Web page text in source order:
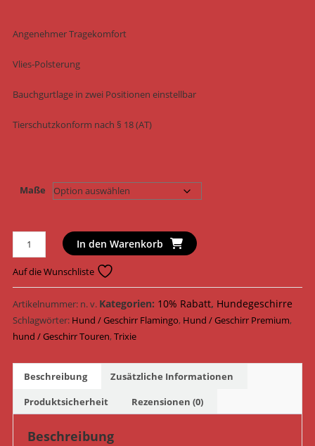
Angenehmer Tragekomfort
Vlies-Polsterung
Bauchgurtlage in zwei Positionen einstellbar
Tierschutzkonform nach § 18 (AT)
Maße
Trixie
Hundegeschirr
Premium
Touren
Geschirr
Gurtband
202010
204210
Flamingo
Menge
In den Warenkorb
Auf die Wunschliste
Artikelnummer: n. v. Kategorien: 10% Rabatt, Hundegeschirre
Schlagwörter: Hund / Geschirr Flamingo, Hund / Geschirr Premium,
hund / Geschirr Touren,Trixie
Beschreibung
Zusätzliche Informationen
Produktsicherheit
Rezensionen (0)
Beschreibung